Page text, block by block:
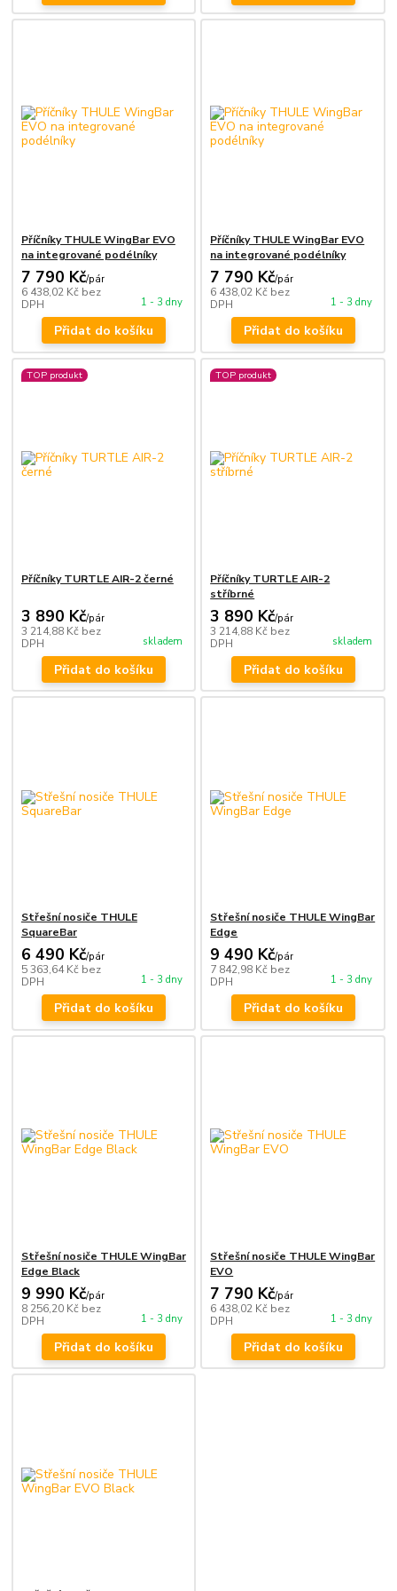
Příčníky THULE WingBar EVO
na integrované podélníky
7 790 Kč/pár
6 438,02 Kč bez
DPH
1 - 3 dny
Přidat do košíku
Příčníky THULE WingBar EVO
na integrované podélníky
7 790 Kč/pár
6 438,02 Kč bez
DPH
1 - 3 dny
Přidat do košíku
TOP produkt
Příčníky TURTLE AIR-2 černé
3 890 Kč/pár
3 214,88 Kč bez
DPH
skladem
Přidat do košíku
TOP produkt
Příčníky TURTLE AIR-2
stříbrné
3 890 Kč/pár
3 214,88 Kč bez
DPH
skladem
Přidat do košíku
Střešní nosiče THULE
SquareBar
6 490 Kč/pár
5 363,64 Kč bez
DPH
1 - 3 dny
Přidat do košíku
Střešní nosiče THULE WingBar
Edge
9 490 Kč/pár
7 842,98 Kč bez
DPH
1 - 3 dny
Přidat do košíku
Střešní nosiče THULE WingBar
Edge Black
9 990 Kč/pár
8 256,20 Kč bez
DPH
1 - 3 dny
Přidat do košíku
Střešní nosiče THULE WingBar
EVO
7 790 Kč/pár
6 438,02 Kč bez
DPH
1 - 3 dny
Přidat do košíku